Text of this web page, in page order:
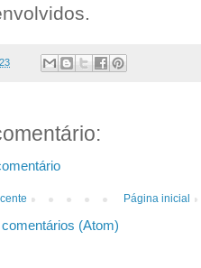
Página inicial
(Atom)